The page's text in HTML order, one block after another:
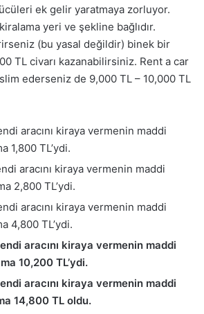
ek gelir yaratmaya zorluyor.
yeri ve şekline bağlıdır.
(bu yasal değildir) binek bir
TL civarı kazanabilirsiniz. Rent a car
ederseniz de 9,000 TL – 10,000 TL
aracını kiraya vermenin maddi
1,800 TL’ydi.
aracını kiraya vermenin maddi
2,800 TL’ydi.
aracını kiraya vermenin maddi
4,800 TL’ydi.
aracını kiraya vermenin maddi
10,200 TL’ydi.
aracını kiraya vermenin maddi
14,800 TL oldu.